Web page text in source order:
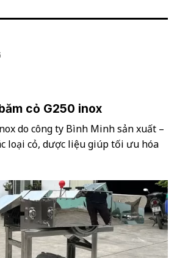
cỏ G250 inox
do công ty Bình Minh sản xuất –
loại cỏ, dược liệu giúp tối ưu hóa